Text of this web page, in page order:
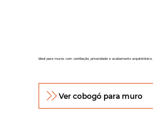
Ideal para muros com ventilação, privacidade e acabamento arquitetônico.
Ver cobogó para muro